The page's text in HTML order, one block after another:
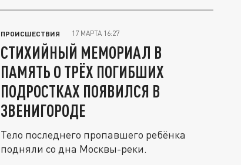
ПРОИСШЕСТВИЯ 17 МАРТА 16:27
СТИХИЙНЫЙ МЕМОРИАЛ В
ПАМЯТЬ О ТРЁХ ПОГИБШИХ
ПОДРОСТКАХ ПОЯВИЛСЯ В
ЗВЕНИГОРОДЕ
Тело последнего пропавшего ребёнка
подняли со дна Москвы-реки.